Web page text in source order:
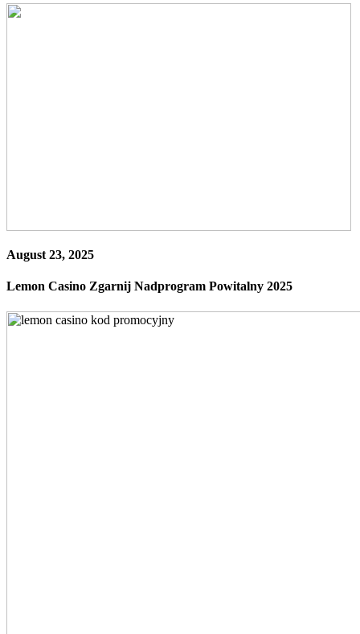
August 23, 2025
Lemon Casino Zgarnij Nadprogram Powitalny 2025